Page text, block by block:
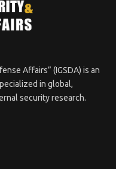
Affairs” (IGSDA) is an
in global,
security research.